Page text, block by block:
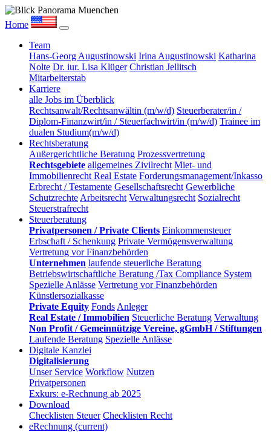
Home
Team
Hans-Georg Augustinowski Irina Augustinowski Katharina
Nolte Dr. iur. Lisa Klüger Christian Jellitsch
Mitarbeiterstab
Karriere
alle Jobs im Überblick
Rechtsanwalt/Rechtsanwältin (m/w/d) Steuerberater/in /
Diplom-Finanzwirt/in / Steuerfachwirt/in (m/w/d) Trainee im
dualen Studium(m/w/d)
Rechtsberatung
Außergerichtliche Beratung Prozessvertretung
Rechtsgebiete allgemeines Zivilrecht Miet- und
Immobilienrecht Real Estate Forderungsmanagement/Inkasso
Erbrecht / Testamente Gesellschaftsrecht Gewerbliche
Schutzrechte Arbeitsrecht Verwaltungsrecht Sozialrecht
Steuerstrafrecht
Steuerberatung
Privatpersonen / Private Clients Einkommensteuer
Erbschaft / Schenkung Private Vermögensverwaltung
Vertretung vor Finanzbehörden
Unternehmen laufende steuerliche Beratung
Betriebswirtschaftliche Beratung /Tax Compliance System
Spezielle Anlässe Vertretung vor Finanzbehörden
Künstlersozialkasse
Private Equity Fonds Anleger
Real Estate / Immobilien Steuerliche Beratung Verwaltung
Non Profit / Gemeinnützige Vereine, gGmbH / Stiftungen
Laufende Beratung Spezielle Anlässe
Digitale Kanzlei
Digitalisierung
Unser Service Workflow Nutzen
Privatpersonen
Exkurs: e-Rechnung ab 2025
Download
Checklisten Steuer Checklisten Recht
eRechnung (current)